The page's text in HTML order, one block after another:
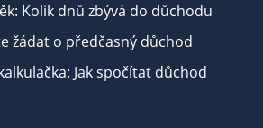
Kolik dnů zbývá do důchodu
žádat o předčasný důchod
Jak spočítat důchod